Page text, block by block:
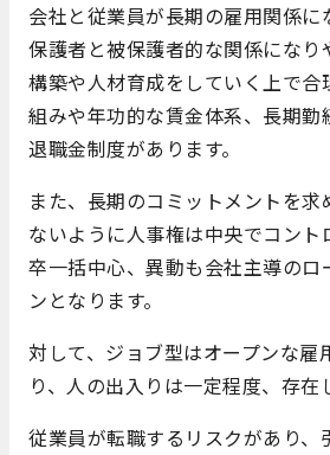
会社と従業員が長期の雇用関係に
保護者と被保護者的な関係になり
構築や人材育成をしていく上で
組みや年功的な賃金体系、長期勤
退職金制度があります。
また、長期のコミットメントを
ないように人事権は中央でコント
卒一括中心、異動も会社主導のロ
ンとなります。
対して、ジョブ型はオープンな雇
り、人の出入りは一定程度、存在
従業員が転職するリスクがあり、